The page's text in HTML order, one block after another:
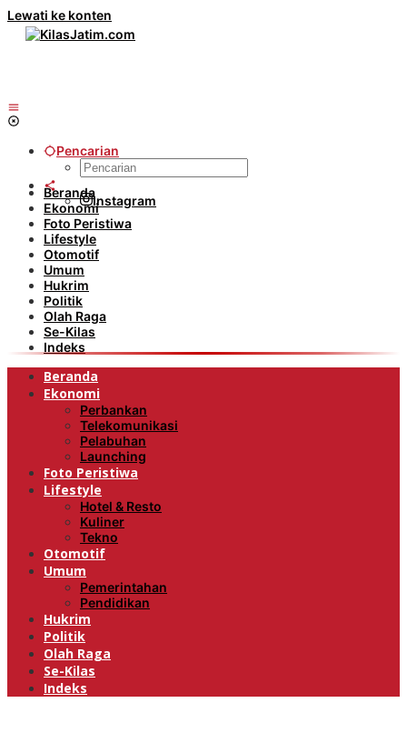
Lewati ke konten
Pencarian
Instagram
Beranda
Ekonomi
Foto Peristiwa
Lifestyle
Otomotif
Umum
Hukrim
Politik
Olah Raga
Se-Kilas
Indeks
Beranda
Ekonomi
Perbankan
Telekomunikasi
Pelabuhan
Launching
Foto Peristiwa
Lifestyle
Hotel & Resto
Kuliner
Tekno
Otomotif
Umum
Pemerintahan
Pendidikan
Hukrim
Politik
Olah Raga
Se-Kilas
Indeks